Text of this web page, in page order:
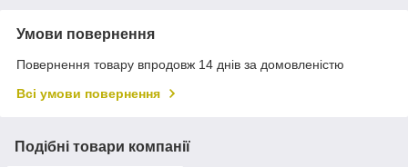
Умови повернення
Повернення товару впродовж 14 днів за домовленістю
Всі умови повернення
Подібні товари компанії